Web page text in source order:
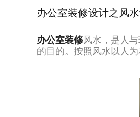
办公室装修设计之风
办公室装修风水，是人
的目的。按照风水以人